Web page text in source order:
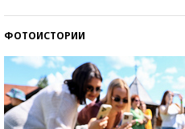
ФОТОИСТОРИИ